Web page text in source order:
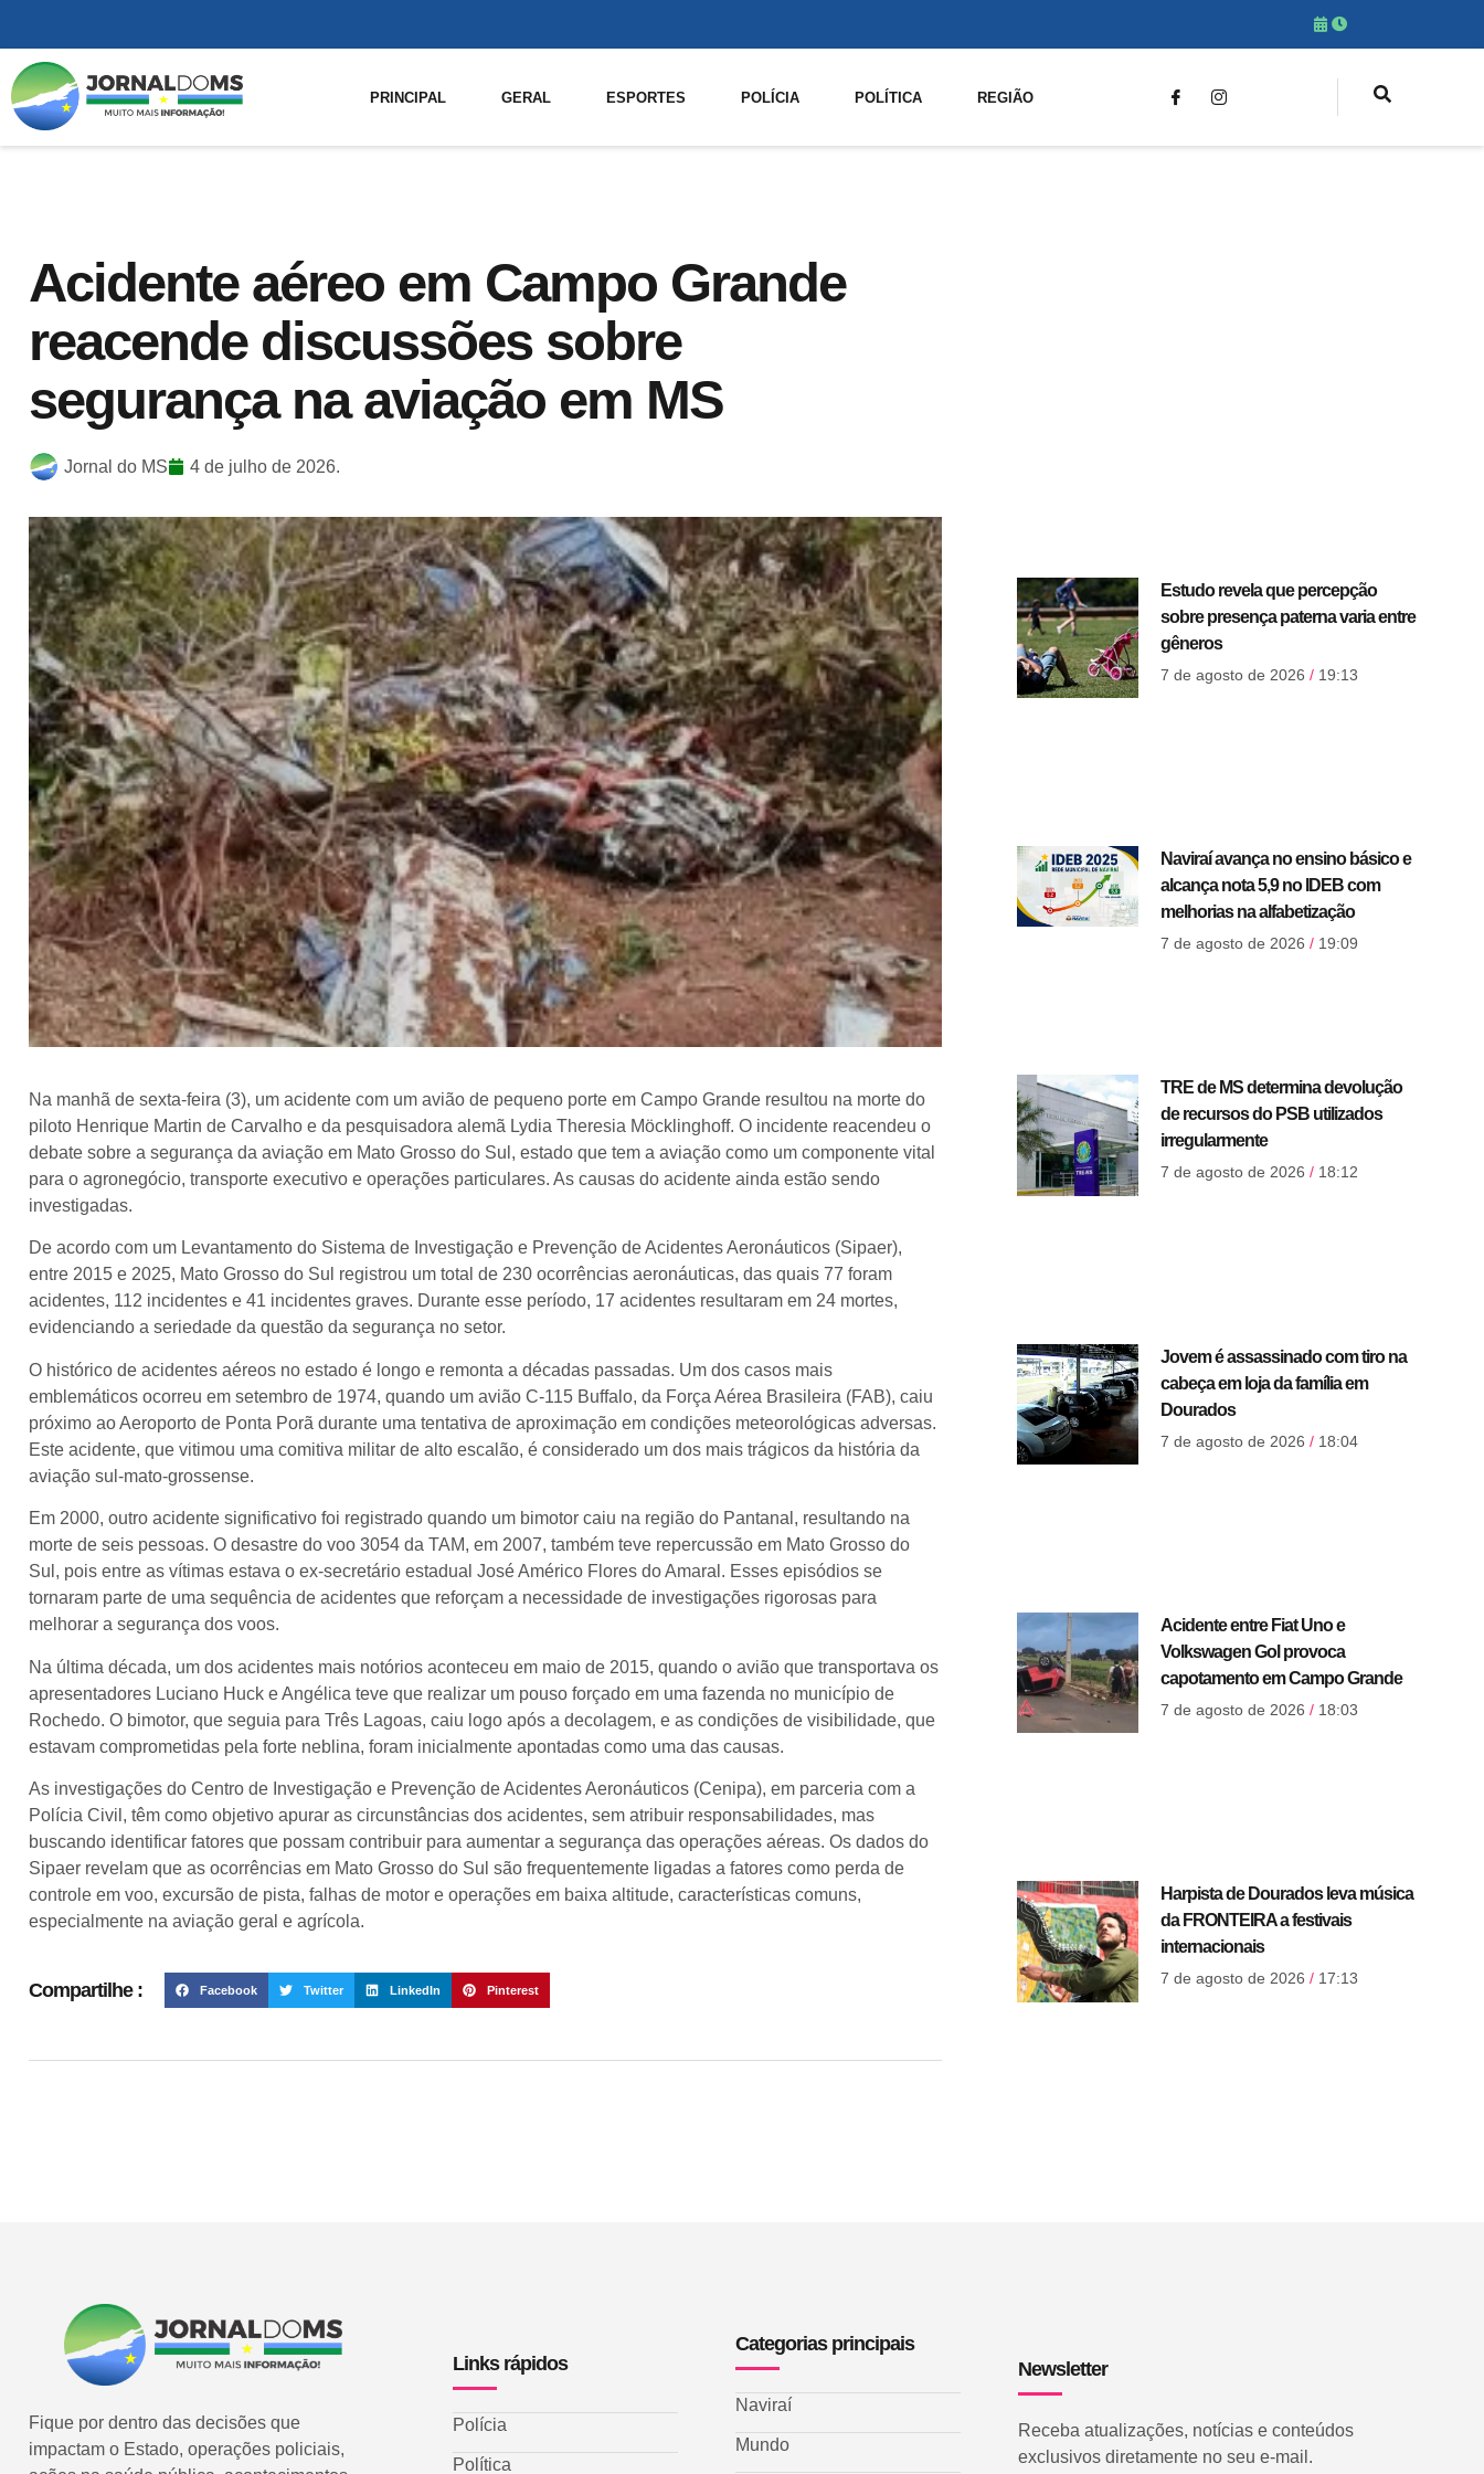
PRINCIPAL GERAL ESPORTES POLÍCIA POLÍTICA REGIÃO
Acidente aéreo em Campo Grande
reacende discussões sobre
segurança na aviação em MS
Jornal do MS 4 de julho de 2026.
Na manhã de sexta-feira (3), um acidente com um avião de pequeno porte em Campo Grande resultou na morte do
piloto Henrique Martin de Carvalho e da pesquisadora alemã Lydia Theresia Möcklinghoff. O incidente reacendeu o
debate sobre a segurança da aviação em Mato Grosso do Sul, estado que tem a aviação como um componente vital
para o agronegócio, transporte executivo e operações particulares. As causas do acidente ainda estão sendo
investigadas.
De acordo com um Levantamento do Sistema de Investigação e Prevenção de Acidentes Aeronáuticos (Sipaer),
entre 2015 e 2025, Mato Grosso do Sul registrou um total de 230 ocorrências aeronáuticas, das quais 77 foram
acidentes, 112 incidentes e 41 incidentes graves. Durante esse período, 17 acidentes resultaram em 24 mortes,
evidenciando a seriedade da questão da segurança no setor.
O histórico de acidentes aéreos no estado é longo e remonta a décadas passadas. Um dos casos mais
emblemáticos ocorreu em setembro de 1974, quando um avião C-115 Buffalo, da Força Aérea Brasileira (FAB), caiu
próximo ao Aeroporto de Ponta Porã durante uma tentativa de aproximação em condições meteorológicas adversas.
Este acidente, que vitimou uma comitiva militar de alto escalão, é considerado um dos mais trágicos da história da
aviação sul-mato-grossense.
Em 2000, outro acidente significativo foi registrado quando um bimotor caiu na região do Pantanal, resultando na
morte de seis pessoas. O desastre do voo 3054 da TAM, em 2007, também teve repercussão em Mato Grosso do
Sul, pois entre as vítimas estava o ex-secretário estadual José Américo Flores do Amaral. Esses episódios se
tornaram parte de uma sequência de acidentes que reforçam a necessidade de investigações rigorosas para
melhorar a segurança dos voos.
Na última década, um dos acidentes mais notórios aconteceu em maio de 2015, quando o avião que transportava os
apresentadores Luciano Huck e Angélica teve que realizar um pouso forçado em uma fazenda no município de
Rochedo. O bimotor, que seguia para Três Lagoas, caiu logo após a decolagem, e as condições de visibilidade, que
estavam comprometidas pela forte neblina, foram inicialmente apontadas como uma das causas.
As investigações do Centro de Investigação e Prevenção de Acidentes Aeronáuticos (Cenipa), em parceria com a
Polícia Civil, têm como objetivo apurar as circunstâncias dos acidentes, sem atribuir responsabilidades, mas
buscando identificar fatores que possam contribuir para aumentar a segurança das operações aéreas. Os dados do
Sipaer revelam que as ocorrências em Mato Grosso do Sul são frequentemente ligadas a fatores como perda de
controle em voo, excursão de pista, falhas de motor e operações em baixa altitude, características comuns,
especialmente na aviação geral e agrícola.
Compartilhe : Facebook Twitter LinkedIn Pinterest
Estudo revela que percepção
sobre presença paterna varia entre
gêneros
7 de agosto de 2026 19:13
Naviraí avança no ensino básico e
alcança nota 5,9 no IDEB com
melhorias na alfabetização
7 de agosto de 2026 19:09
TRE de MS determina devolução
de recursos do PSB utilizados
irregularmente
7 de agosto de 2026 18:12
Jovem é assassinado com tiro na
cabeça em loja da família em
Dourados
7 de agosto de 2026 18:04
Acidente entre Fiat Uno e
Volkswagen Gol provoca
capotamento em Campo Grande
7 de agosto de 2026 18:03
Harpista de Dourados leva música
da FRONTEIRA a festivais
internacionais
7 de agosto de 2026 17:13
Fique por dentro das decisões que
impactam o Estado, operações policiais,
Links rápidos
Polícia
Política
Categorias principais
Naviraí
Mundo
Newsletter
Receba atualizações, notícias e conteúdos
exclusivos diretamente no seu e-mail.